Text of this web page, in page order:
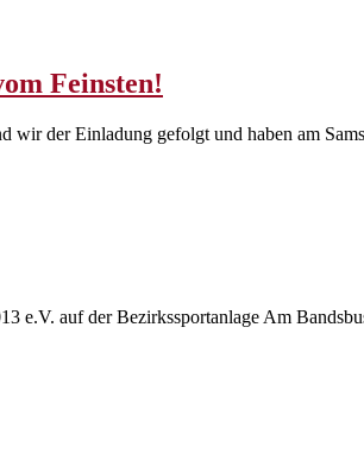
Feinsten!
wir der Einladung gefolgt und haben am
auf der Bezirkssportanlage Am